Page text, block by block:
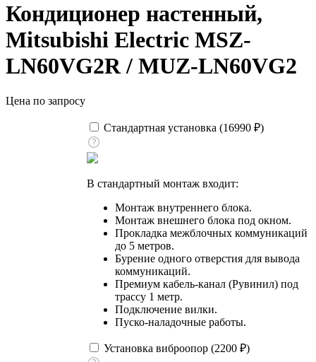
Кондиционер настенный,
Mitsubishi Electric MSZ-
LN60VG2R / MUZ-LN60VG2
Цена по запросу
Стандартная установка (16990 ₽)
В стандартный монтаж входит:
Монтаж внутреннего блока.
Монтаж внешнего блока под окном.
Прокладка межблочных коммуникаций
до 5 метров.
Бурение одного отверстия для вывода
коммуникаций.
Премиум кабель-канал (Рувинил) под
трассу 1 метр.
Подключение вилки.
Пуско-наладочные работы.
Установка виброопор (2200 ₽)